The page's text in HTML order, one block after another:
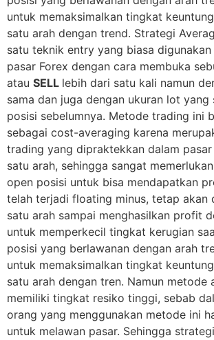
untuk memaksimalkan tingkat
satu arah dengan trend. Strategi
satu teknik entry yang biasa
pasar Forex dengan cara membuka
atau SELL lebih dari satu kali namun
sama dan juga dengan ukuran lot yang
posisi sebelumnya. Metode trading ini
sebagai cost-averaging karena
trading yang dipraktekkan dalam
satu arah, sehingga sangat
open posisi untuk bisa mendapatkan
telah terjadi floating minus, tetap akan
satu arah sampai menghasilkan profit
untuk memperkecil tingkat kerugian
posisi yang berlawanan dengan arah
untuk memaksimalkan tingkat
satu arah dengan tren. Namun metode
memiliki tingkat resiko tinggi, sebab
orang yang menggunakan metode ini
untuk melawan pasar. Sehingga